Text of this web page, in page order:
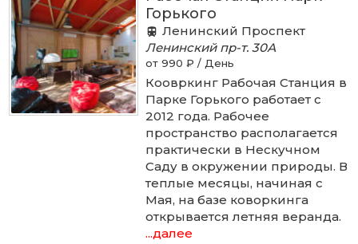
Горького
Ленинский Проспект
Ленинский пр-т. 30А
от 990 ₽ / День
Коовркинг Рабочая Станция в
Парке Горького работает с
2012 года. Рабочее
пространство располагается
практически в Нескучном
Саду в окружении природы. В
теплые месяцы, начиная с
Мая, на базе коворкинга
открывается летняя веранда.
...далее